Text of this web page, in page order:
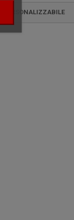
PERSONALIZZABILE